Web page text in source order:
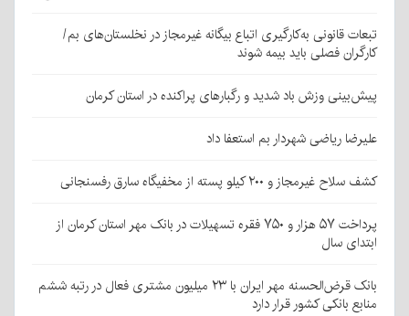
تبعات قانونی به‌کارگیری اتباع بیگانه غیرمجاز در نخلستان‌های بم/
کارگران فصلی باید بیمه شوند
پیش‌بینی وزش باد شدید و رگبارهای پراکنده در استان کرمان
علیرضا ریاضی شهردار بم استعفا داد
کشف سلاح غیرمجاز و ۲۰۰ کیلو پسته از مخفیگاه سارق رفسنجانی
پرداخت ۵۷ هزار و ۷۵۰ فقره تسهیلات در بانک مهر استان کرمان از
ابتدای سال
بانک قرض‌الحسنه مهر ایران با ۲۳ میلیون مشتری فعال در رتبه ششم
منابع بانکی کشور قرار دارد